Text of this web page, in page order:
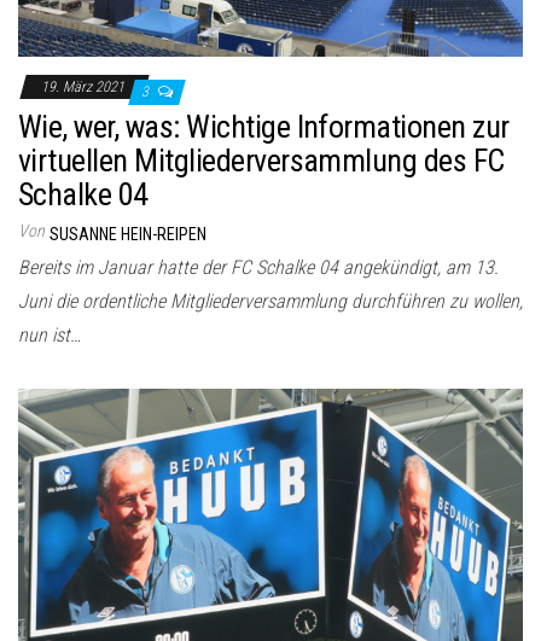
19. März 2021 3
Wie, wer, was: Wichtige Informationen zur
virtuellen Mitgliederversammlung des FC
Schalke 04
Von SUSANNE HEIN-REIPEN
Bereits im Januar hatte der FC Schalke 04 angekündigt, am 13.
Juni die ordentliche Mitgliederversammlung durchführen zu wollen,
nun ist…